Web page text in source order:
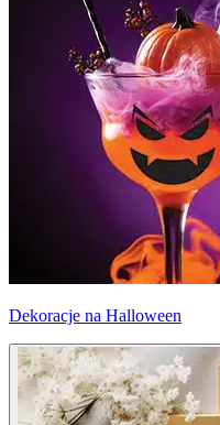
Dekoracje na Halloween